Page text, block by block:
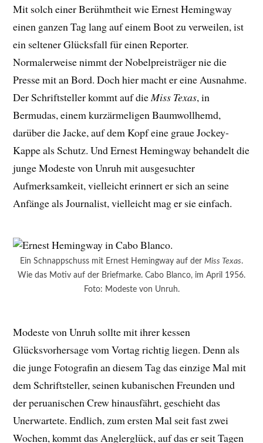
Mit solch einer Berühmtheit wie Ernest Hemingway
einen ganzen Tag lang auf einem Boot zu verweilen, ist
ein seltener Glücksfall für einen Reporter.
Normalerweise nimmt der Nobelpreisträger nie die
Presse mit an Bord. Doch hier macht er eine Ausnahme.
Der Schriftsteller kommt auf die Miss Texas, in
Bermudas, einem kurzärmeligen Baumwollhemd,
darüber die Jacke, auf dem Kopf eine graue Jockey-
Kappe als Schutz. Und Ernest Hemingway behandelt die
junge Modeste von Unruh mit ausgesuchter
Aufmerksamkeit, vielleicht erinnert er sich an seine
Anfänge als Journalist, vielleicht mag er sie einfach.
Ein Schnappschuss mit Ernest Hemingway auf der Miss Texas.
Wie das Motiv auf der Briefmarke. Cabo Blanco, im April 1956.
Foto: Modeste von Unruh.
Modeste von Unruh sollte mit ihrer kessen
Glücksvorhersage vom Vortag richtig liegen. Denn als
die junge Fotografin an diesem Tag das einzige Mal mit
dem Schriftsteller, seinen kubanischen Freunden und
der peruanischen Crew hinausfährt, geschieht das
Unerwartete. Endlich, zum ersten Mal seit fast zwei
Wochen, kommt das Anglerglück, auf das er seit Tagen